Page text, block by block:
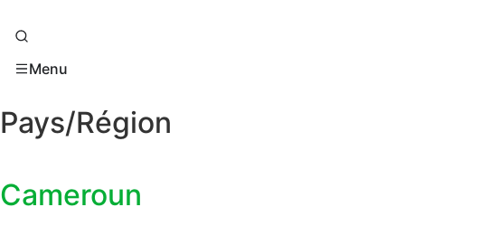
Menu
Pays/Région
Cameroun